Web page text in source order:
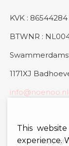
KVK : 86544284
BTWNR :
1171XJ
info@noenoo.nl
This
experience.